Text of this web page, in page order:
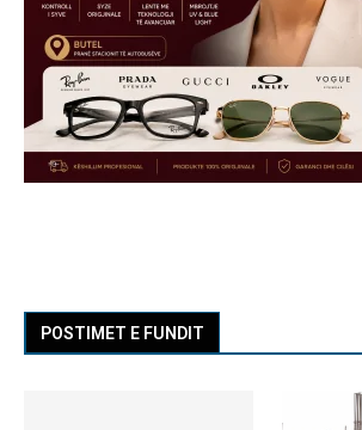
POSTIMET E FUNDIT